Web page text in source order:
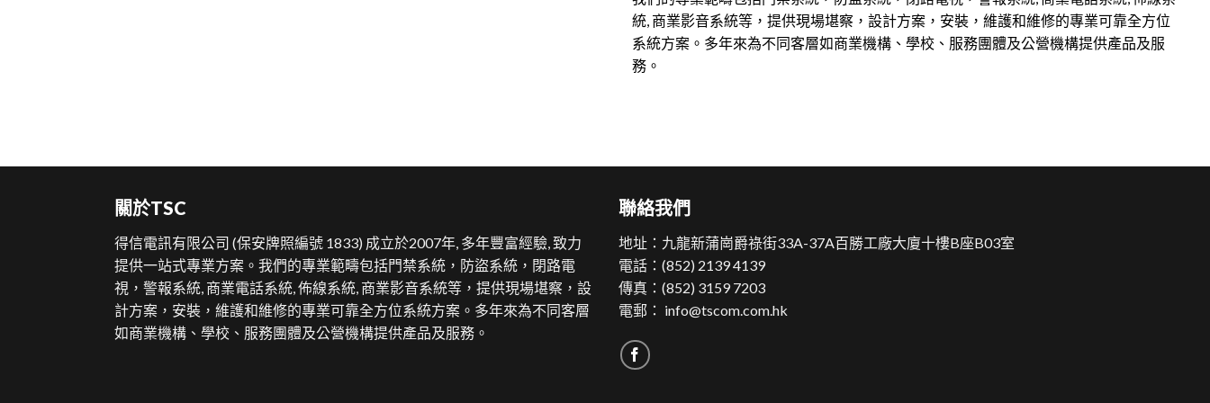
統 商業影音系統等，提供現場堪察，設計方案，安裝，維護和維修的專業可靠全方位
系統方案。多年來為不同客層如商業機構、學校、服務團體及公營機構提供產品及服
務。
關於TSC
得信電訊有限公司 (保安牌照編號 1833) 成立於2007年, 多年豐富經驗, 致力
提供一站式專業方案。 我們的專業範疇包括門禁系統，防盜系統，閉路電
視，警報系統, 商業電話系統, 佈線系統, 商業影音系統等，提供現場堪察，設
計方案，安裝，維護和維修的專業可靠全方位系統方案。多年來為不同客層
如商業機構、學校、服務團體及公營機構提供產品及服務。
聯絡我們
地址： 九龍新蒲崗爵祿街33A-37A百勝工廠大廈十樓B座B03室
電話： (852) 2139 4139
傳真：(852) 3159 7203
電郵： info@tscom.com.hk